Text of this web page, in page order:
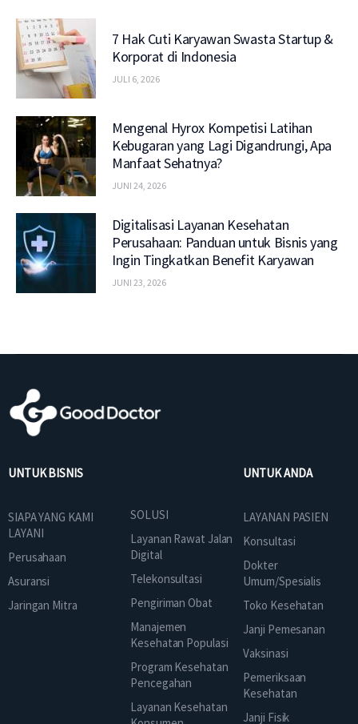
7 Hak Cuti Karyawan Swasta Startup &
Korporat di Indonesia
JULI 6, 2026
Mengenal Hyrox Kompetisi Latihan
Kebugaran yang Lagi Digandrungi, Apa
Manfaat Sehatnya?
JUNI 24, 2026
Digitalisasi Layanan Kesehatan
Perusahaan: Panduan untuk Bisnis yang
Ingin Tingkatkan Benefit Karyawan
JUNI 23, 2026
UNTUK BISNIS
SIAPA YANG KAMI
LAYANI
Perusahaan
Asuransi
Jaringan Mitra
SOLUSI
Layanan Rawat Jalan
Digital
Telekonsultasi
Pengiriman Obat
Manajemen
Kesehatan Populasi
Program Kesehatan
Pencegahan
Layanan Kesehatan
UNTUK ANDA
LAYANAN PASIEN
Konsultasi
Dokter
Umum/Spesialis
Toko Kesehatan
Janji Pemesanan
Vaksinasi
Pemeriksaan
Kesehatan
Janji Fisik